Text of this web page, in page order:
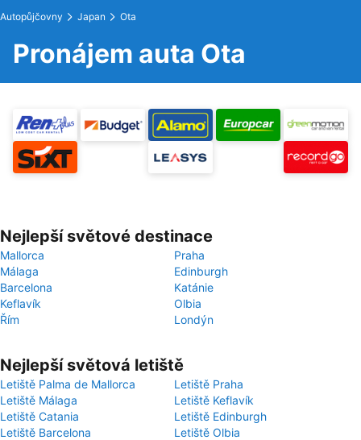
Autopůjčovny Japan Ota
Pronájem auta Ota
Nejlepší světové destinace
Mallorca
Praha
Málaga
Edinburgh
Barcelona
Katánie
Keflavík
Olbia
Řím
Londýn
Nejlepší světová letiště
Letiště Palma de Mallorca
Letiště Praha
Letiště Málaga
Letiště Keflavík
Letiště Catania
Letiště Edinburgh
Letiště Barcelona
Letiště Olbia